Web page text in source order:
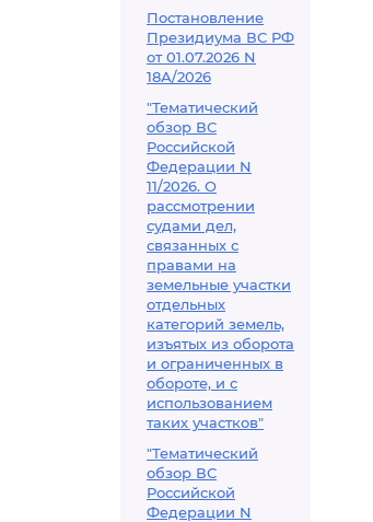
Постановление
Президиума ВС РФ
от 01.07.2026 N
18А/2026
"Тематический
обзор ВС
Российской
Федерации N
11/2026. О
рассмотрении
судами дел,
связанных с
правами на
земельные участки
отдельных
категорий земель,
изъятых из оборота
и ограниченных в
обороте, и с
использованием
таких участков"
"Тематический
обзор ВС
Российской
Федерации N